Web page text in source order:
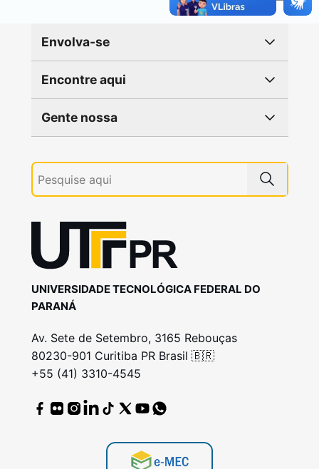
Envolva-se
Encontre aqui
Gente nossa
UNIVERSIDADE TECNOLÓGICA FEDERAL DO
PARANÁ
Av. Sete de Setembro, 3165 Rebouças
80230-901 Curitiba PR Brasil 🇧🇷
+55 (41) 3310-4545